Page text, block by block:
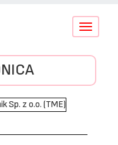
Conmutar